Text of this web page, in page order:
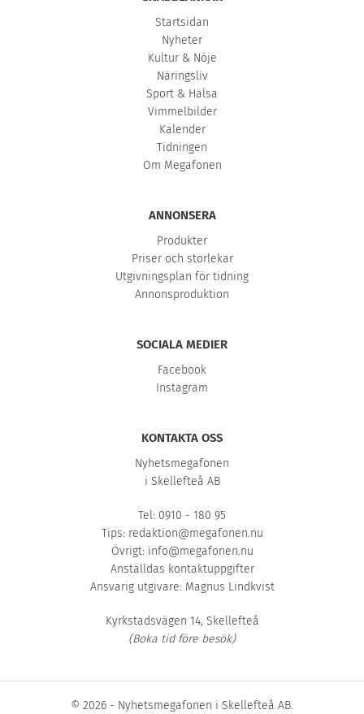
Startsidan
Nyheter
Kultur & Nöje
Näringsliv
Sport & Hälsa
Vimmelbilder
Kalender
Tidningen
Om Megafonen
ANNONSERA
Produkter
Priser och storlekar
Utgivningsplan för tidning
Annonsproduktion
SOCIALA MEDIER
Facebook
Instagram
KONTAKTA OSS
Nyhetsmegafonen
i Skellefteå AB
Tel: 0910 - 180 95
Tips: redaktion@megafonen.nu
Övrigt: info@megafonen.nu
Anställdas kontaktuppgifter
Ansvarig utgivare: Magnus Lindkvist
Kyrkstadsvägen 14, Skellefteå
(Boka tid före besök)
© 2026 - Nyhetsmegafonen i Skellefteå AB.